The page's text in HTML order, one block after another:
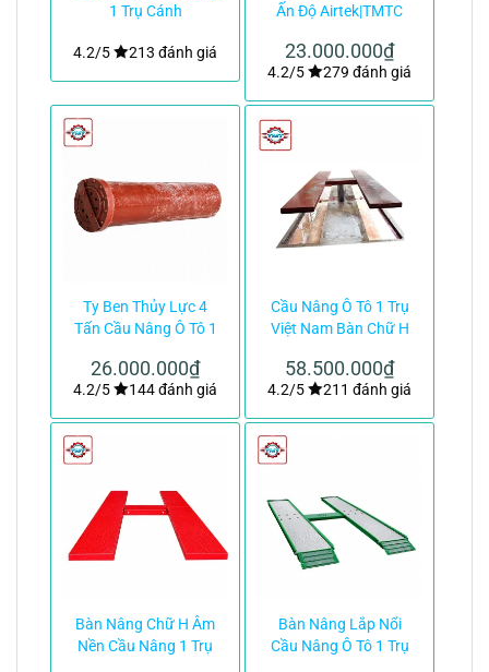
1 Trụ Cánh
4.2/5
213 đánh giá
Ấn Độ Airtek|TMTC
23.000.000₫
4.2/5 279 đánh giá
Ty Ben Thủy Lực 4
Tấn Cầu Nâng Ô Tô 1
26.000.000₫
4.2/5 144 đánh giá
Cầu Nâng Ô Tô 1 Trụ
Việt Nam Bàn Chữ H
58.500.000₫
4.2/5 211 đánh giá
Bàn Nâng Chữ H Âm
Nền Cầu Nâng 1 Trụ
Bàn Nâng Lắp Nổi
Cầu Nâng Ô Tô 1 Trụ